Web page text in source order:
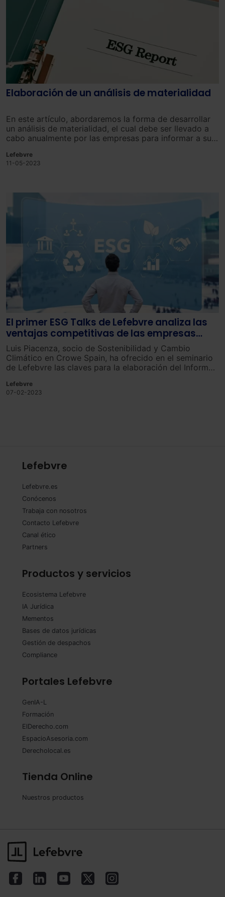
Elaboración de un análisis de materialidad
En este artículo, abordaremos la forma de desarrollar
un análisis de materialidad, el cual debe ser llevado a
cabo anualmente por las empresas para informar a sus
social y medioambiental.
Lefebvre
11-05-2023
El primer ESG Talks de Lefebvre analiza las
ventajas competitivas de las empresas
españolas
Luis Piacenza, socio de Sostenibilidad y Cambio
Climático en Crowe Spain, ha ofrecido en el seminario
de Lefebvre las claves para la elaboración del Informe
empresarial.
Lefebvre
07-02-2023
Lefebvre
Lefebvre.es
Conócenos
Trabaja con nosotros
Contacto Lefebvre
Canal ético
Partners
Productos y servicios
Ecosistema Lefebvre
IA Jurídica
Mementos
Bases de datos jurídicas
Gestión de despachos
Compliance
Portales Lefebvre
GenIA-L
Formación
ElDerecho.com
EspacioAsesoria.com
Derecholocal.es
Tienda Online
Nuestros productos